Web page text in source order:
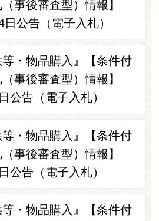
（事後審査型）情報】
公告（電子入札）
等・物品購入』【条件付
（事後審査型）情報】
公告（電子入札）
等・物品購入』【条件付
（事後審査型）情報】
公告（電子入札）
等・物品購入』【条件付